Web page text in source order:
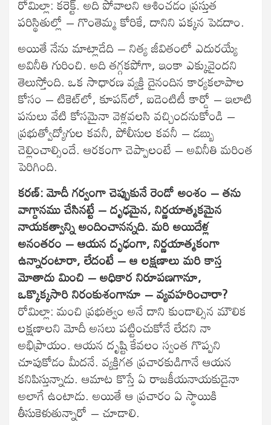
పరిస్థితుల్లో – గొంతెమ్మ కోరికే, దానిని పక్కన పెడదాం.
అయితే నేను మాట్లాడేది – నిత్య జీవితంలో ఎదురయ్యే
అవినీతి గురించి. అది తగ్గకపోగా, ఇంకా ఎక్కువైందని
తెలుస్తోంది. ఒక సాధారణ వ్యక్తి దైనందిన కార్యకలాపాల
కోసం – టికెట్‌లో, కూపన్‌లో, ఐడెంటిటీ కార్డో – ఇలాటి
పనులు వేటి కోసమైనా వెళ్లవలసి వచ్చిందనుకోండి –
ప్రభుత్వోద్యోగుల కవనీ, పోలీసుల కవనీ – డబ్బు
చెల్లించాల్సిందే. ఆరకంగా చెప్పాలంటే – అవినీతి మరింత
పెరిగింది.
కరణ్: మోదీ గర్వంగా చెప్పుకునే రెండో అంశం – తను
వాగ్దానము చేసినట్టే – దృఢమైన, నిర్ణయాత్మకమైన
నాయకత్వాన్ని అందించానన్నది. మరి అయిదేళ్ల
అనంతరం – ఆయన దృఢంగా, నిర్ణయాత్మకంగా
ఉన్నారంటారా, లేదంటే – ఆ లక్షణాలు మరి కాస్త
మోతాదు మించి – అధికార నిరూపణగానూ,
ఒక్కొక్కసారి నిరంకుశంగానూ – వ్యవహరించారా?
రోమిల్లా: మంచి ప్రభుత్వం అనే దాని కుండాల్సిన మౌలిక
లక్షణాలని మోదీ అసలు పట్టించుకోనే లేదని నా
అభిప్రాయం. ఆయన దృష్టి కేవలం స్వంత గొప్పని
చూపుకోడం మీదనే. వ్యక్తిగత ప్రచారకుడిగానే ఆయన
కనిపిస్తున్నాడు. ఆమాట కొస్తే ఏ రాజకీయనాయకుడైనా
అలాగే ఉంటాడు. అయితే ఆ ప్రచారం ఏ స్థాయికి
తీసుకెళుతున్నారో – చూడాలి.